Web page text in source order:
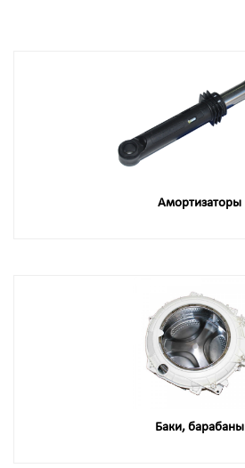
Амортизаторы
Баки, барабаны